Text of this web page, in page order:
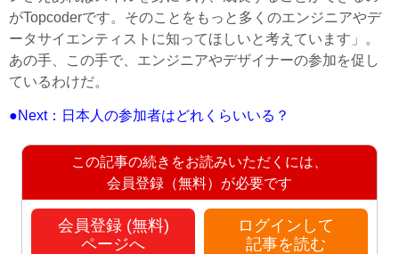
がTopcoderです。そのことをもっと多くのエンジニアやデ
ータサイエンティストに知ってほしいと考えています」。
あの手、この手で、エンジニアやデザイナーの参加を促し
ているわけだ。
●Next：日本人の参加者はどれくらいいる？
この記事の続きをお読みいただくには、
会員登録（無料）が必要です
会員登録 (無料)
ページへ
ログインして
記事を読む